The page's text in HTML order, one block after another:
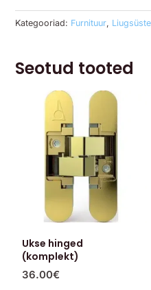
Kategooriad: Furnituur,
Seotud tooted
Ukse hinged
(komplekt)
36.00€